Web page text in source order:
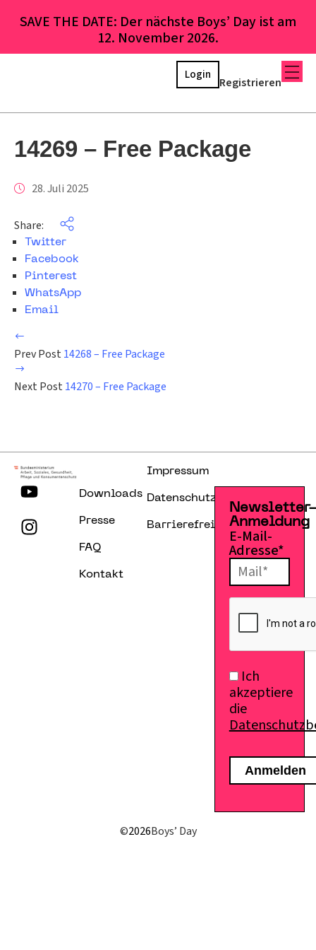
SAVE THE DATE: Der nächste Boys’ Day ist am
12. November 2026.
Registrieren
Login
14269 – Free Package
28. Juli 2025
Share:
Twitter
Facebook
Pinterest
WhatsApp
Email
Prev Post 14268 – Free Package
Next Post 14270 – Free Package
Downloads
Presse
FAQ
Kontakt
Impressum
Datenschutzerklärung
Barrierefreiheitserklärung
Anmeldung
E-Mail-
Adresse*
Ich
akzeptiere
die
©2026Boys’ Day